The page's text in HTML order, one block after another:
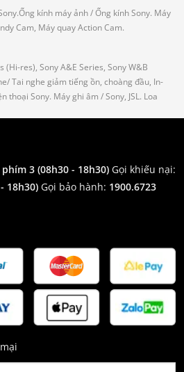
kính máy ảnh / Ống kính Sony. Máy
Cam, Máy quay Action Cam.
(Hi-res), Sony A&E Series, Sony W&B
/ Tai nghe giảm tiếng ồn, choàng đầu, In-
thoại Sony. Máy ghi âm / Sony, JSL. Loa
phím 3 (08h30 - 18h30) Gọi khiếu nại:
18h30) Gọi bảo hành: 1900.6723